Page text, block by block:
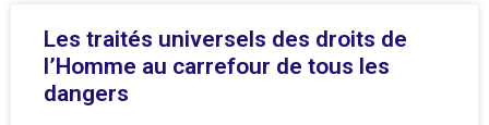
Les traités universels des droits de
l’Homme au carrefour de tous les
dangers